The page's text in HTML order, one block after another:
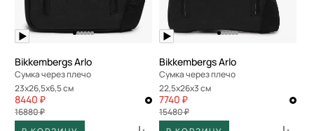
Bikkembergs Arlo
Сумка через плечо
23x26,5x6,5 см
8440 ₽
16880 ₽
Bikkembergs Arlo
Сумка через плечо
22,5x26x3 см
7740 ₽
15480 ₽